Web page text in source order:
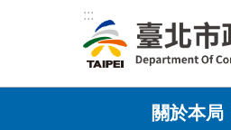
跳到主要內容區塊
:::
關於本局